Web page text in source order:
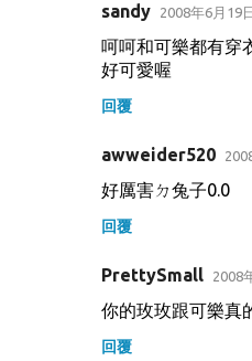
sandy 2008年6月19
呵呵和可樂都有穿
好可愛喔
回覆
awweider520
好厲害ㄉ兔子0.0
回覆
PrettySmall 2008
你的玫玫跟可樂真
回覆